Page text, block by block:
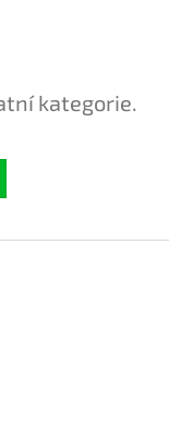
kategorie.